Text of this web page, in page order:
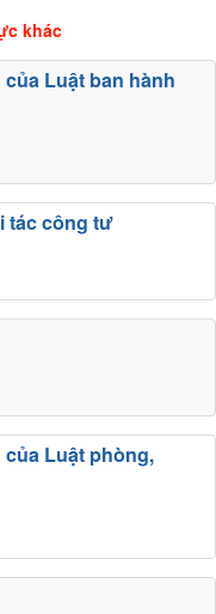
khác
Luật ban hành
tác công tư
Luật phòng,